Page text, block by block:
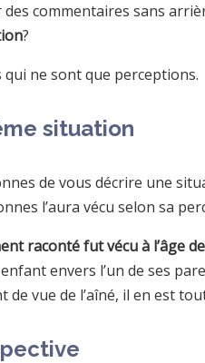
commentaires sans
?
ne sont que perceptions.
situation
de vous décrire une
l’aura vécu selon sa
raconté fut vécu à l’âge
enfant envers l’un de ses
vue de l’aîné, il en est